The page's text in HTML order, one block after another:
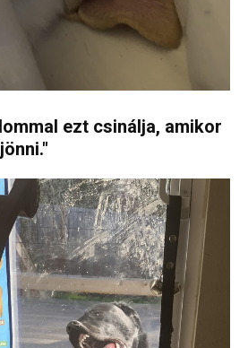
ezt csinálja, amikor